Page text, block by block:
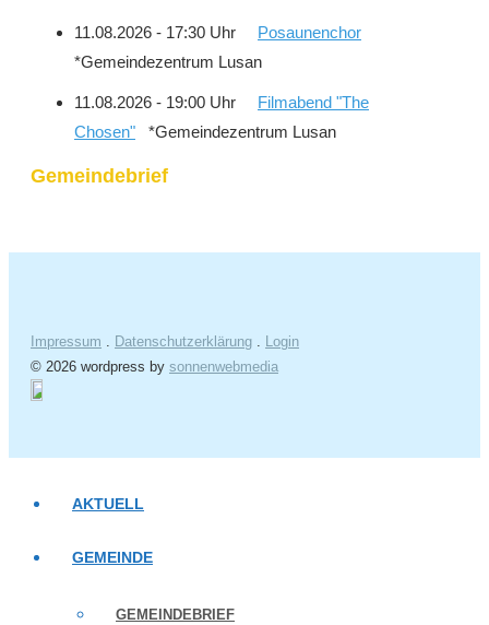
11.08.2026 - 17:30 Uhr Posaunenchor
*Gemeindezentrum Lusan
11.08.2026 - 19:00 Uhr Filmabend "The
Chosen" *Gemeindezentrum Lusan
Gemeindebrief
Impressum . Datenschutzerklärung . Login
© 2026 wordpress by sonnenwebmedia
AKTUELL
GEMEINDE
GEMEINDEBRIEF